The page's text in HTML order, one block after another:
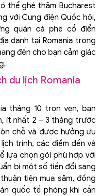
thể ghé thăm Bucharest
với Cung điện Quốc hội,
quán cà phê cổ điển
danh tại Romania trong
đến cho bạn cảm giác
du lịch Romania
tháng 10 trọn vẹn, bạn
ít nhất 2 – 3 tháng trước
chỗ và được hưởng ưu
trình, các điểm đến và
lựa chọn gói phù hợp với
bị một số tiền đổi sang
tiện mua sắm, đồng
quốc tế phòng khi cần